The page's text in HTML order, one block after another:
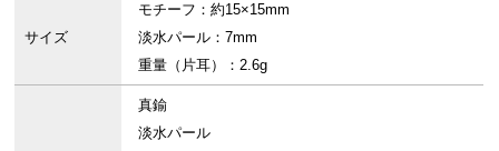
サイズ
モチーフ：約15×15mm
淡水パール：7mm
重量（片耳）：2.6g
真鍮
淡水パール